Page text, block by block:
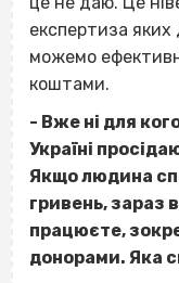
експертиза
можемо
коштами.
- Вже ні для
Україні
Якщо людина
гривень, зараз
працюєте,
донорами. Яка